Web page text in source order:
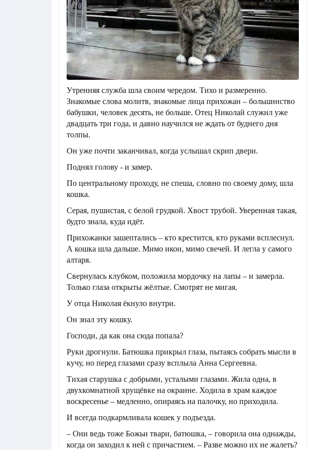
Утренняя служба шла своим чередом. Тихо и размеренно.
Знакомые слова молитв, знакомые лица прихожан – большинство
бабушки, человек десять, не больше. Отец Николай служил уже
двадцать три года, и давно научился не ждать от буднего дня
толпы.
Он уже почти заканчивал, когда услышал скрип двери.
Поднял голову - и замер.
По центральному проходу, не спеша, словно по своему дому, шла
кошка.
Серая, пушистая, с белой грудкой. Хвост трубой. Уверенная такая,
будто знала, куда идёт.
Прихожанки зашептались – кто крестится, кто руками всплеснул.
А кошка шла дальше. Мимо икон, мимо свечей. И легла у самого
алтаря.
Свернулась клубком, положила мордочку на лапы – и замерла.
Только глаза открыты жёлтые. Смотрят не мигая.
У отца Николая ёкнуло внутри.
Он знал эту кошку.
Господи, да как она сюда попала?
Руки дрогнули. Батюшка прикрыл глаза, пытаясь собрать мысли в
кучу, но перед глазами сразу всплыла Анна Сергеевна.
Тихая старушка с добрыми, усталыми глазами. Жила одна, в
двухкомнатной хрущёвке на окраине. Ходила в храм каждое
воскресенье – медленно, опираясь на палочку, но приходила.
И всегда подкармливала кошек у подъезда.
– Они ведь тоже Божьи твари, батюшка, – говорила она однажды,
когда он заходил к ней с причастием. – Разве можно их не жалеть?